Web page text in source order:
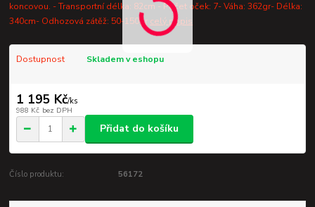
koncovou. - Transportní délka: 82cm - Počet oček: 7- Váha: 362gr- Délka:
340cm- Odhozová zátěž: 50-150gr celý popis
Dostupnost Skladem v eshopu
1 195 Kč/ks
988 Kč bez DPH
Přidat do košíku
Číslo produktu: 56172